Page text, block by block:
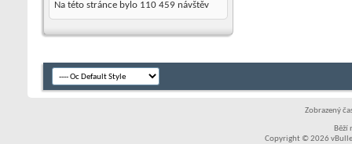
Na této stránce bylo 110 459 návštěv
Zobrazený
Běží
Copyright © 2026